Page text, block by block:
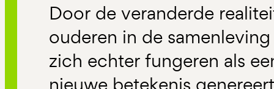
Door de veranderde
ouderen in de
zich echter fungeren als